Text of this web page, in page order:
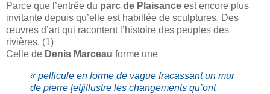
Parce que l’entrée du parc de Plaisance est encore plus
invitante depuis qu’elle est habillée de sculptures. Des
œuvres d’art qui racontent l’histoire des peuples des
rivières. (1)
Celle de Denis Marceau forme une
« pellicule en forme de vague fracassant un mur
de pierre [et]illustre les changements qu’ont